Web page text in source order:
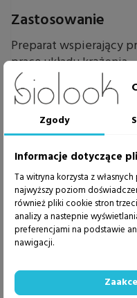
Zastosowanie
Preparat wspierający
pracę układu krążenia.
Zalecane spożycie
2 kapsułki rano a w
uzyskania szybszej
1 kapsułka
Składniki
owoce głogu
Arjuna (Terminalia
granatowca
Ashwagandha
winorośli właściwej
Zgody
Informacje dotyczące
Ta witryna korzysta z
najwyższy poziom
również pliki cookie stron
analizy a nastepnie
preferencjami na podstawie
nawigacji.